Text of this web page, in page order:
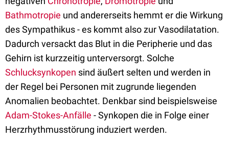
Bathmotropie und andererseits hemmt er die Wirkung
des Sympathikus - es kommt also zur Vasodilatation.
Dadurch versackt das Blut in die Peripherie und das
Gehirn ist kurzzeitig unterversorgt. Solche
Schlucksynkopen sind äußert selten und werden in
der Regel bei Personen mit zugrunde liegenden
Anomalien beobachtet. Denkbar sind beispielsweise
Adam-Stokes-Anfälle - Synkopen die in Folge einer
Herzrhythmusstörung induziert werden.